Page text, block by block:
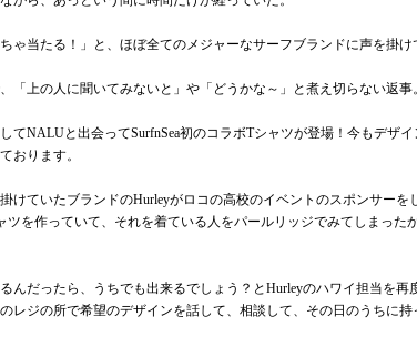
ゃ当たる！」と、ほぼ全てのメジャーなサーフブランドに声を掛け
「上の人に聞いてみないと」や「どうかな～」と煮え切らない返事。
てNALUと出会ってSurfnSea初のコラボTシャツが登場！今もデザ
おります。
けていたブランドのHurleyがロコの高校のイベントのスポンサーを
ツを作っていて、それを着ている人をパールリッジでみてしまったか
んだったら、うちでも出来るでしょう？とHurleyのハワイ担当を再
レジの所で希望のデザインを話して、相談して、その日のうちに持